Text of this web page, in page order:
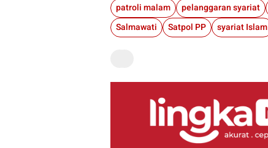
patroli malam
pelanggaran syariat
Salmawati
Satpol PP syariat Islam